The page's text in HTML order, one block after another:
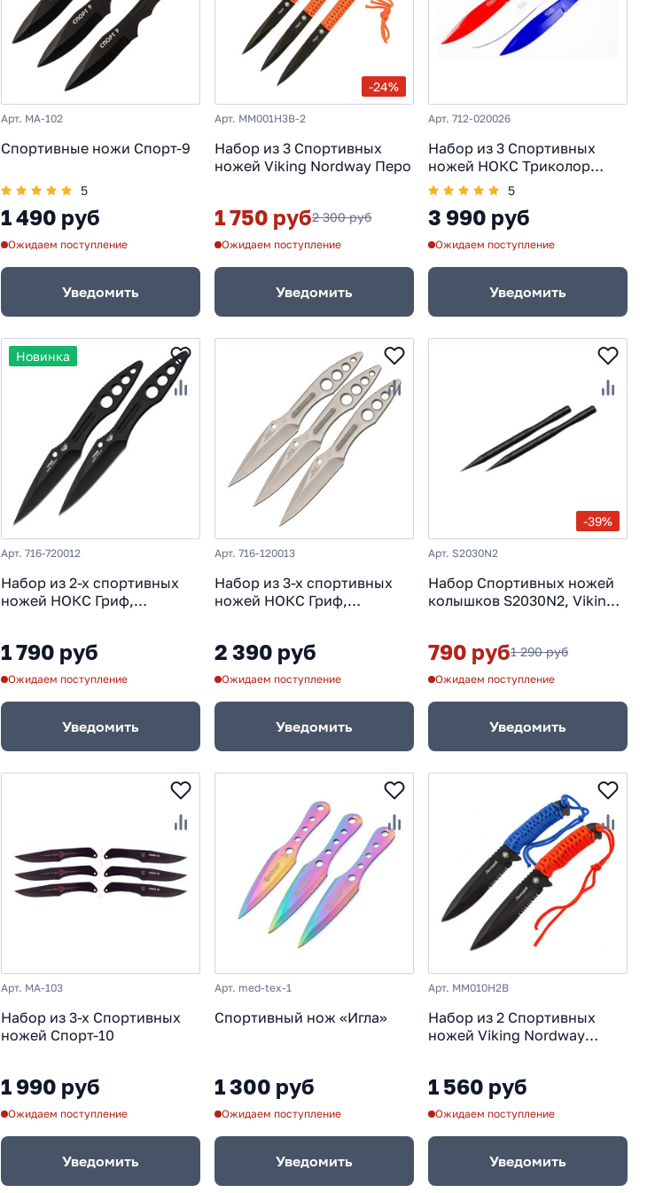
Арт. MA-102
Спортивные ножи Спорт-9
5
1 490 руб
Ожидаем поступление
Уведомить
-24%
Арт. MM001H3B-2
Набор из 3 Спортивных
ножей Viking Nordway Перо
1 750 руб2 300 руб
Ожидаем поступление
Уведомить
Арт. 712-020026
Набор из 3 Спортивных
ножей НОКС Триколор
(Патриот)
5
3 990 руб
Ожидаем поступление
Уведомить
Новинка
Арт. 716-720012
Набор из 2-х спортивных
ножей НОКС Гриф,
1 790 руб
Ожидаем поступление
Уведомить
Арт. 716-120013
Набор из 3-х спортивных
ножей НОКС Гриф,
2 390 руб
Ожидаем поступление
Уведомить
-39%
Арт. S2030N2
Набор Спортивных ножей
колышков S2030N2, Viking
790 руб1 290 руб
Ожидаем поступление
Уведомить
Арт. MA-103
Набор из 3-х Спортивных
ножей Спорт-10
1 990 руб
Ожидаем поступление
Уведомить
Арт. med-tex-1
Спортивный нож «Игла»
1 300 руб
Ожидаем поступление
Уведомить
Арт. MM010H2B
Набор из 2 Спортивных
ножей Viking Nordway
1 560 руб
Ожидаем поступление
Уведомить